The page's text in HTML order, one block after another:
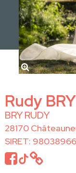
Rudy BRY
BRY RUDY
28170
SIRET: